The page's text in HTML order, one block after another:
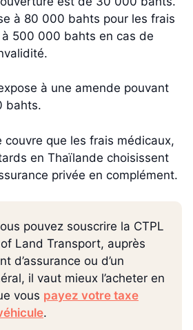
à 80 000 bahts pour les frais
500 000 bahts en cas de
à une amende pouvant
bahts.
couvre que les frais médicaux,
en Thaïlande choisissent
privée en complément.
pouvez souscrire la CTPL
Land Transport, auprès
d’assurance ou d’un
il vaut mieux l’acheter en
vous payez votre taxe
.